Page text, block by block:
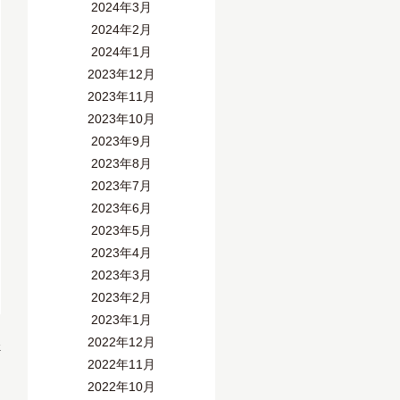
2024年3月
2024年2月
2024年1月
2023年12月
2023年11月
2023年10月
2023年9月
2023年8月
2023年7月
2023年6月
2023年5月
2023年4月
2023年3月
2023年2月
2023年1月
2022年12月
2022年11月
2022年10月